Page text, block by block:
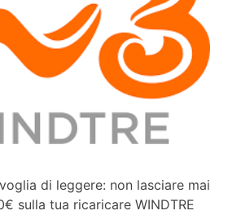
di leggere: non lasciare mai
sulla tua ricaricare WINDTRE